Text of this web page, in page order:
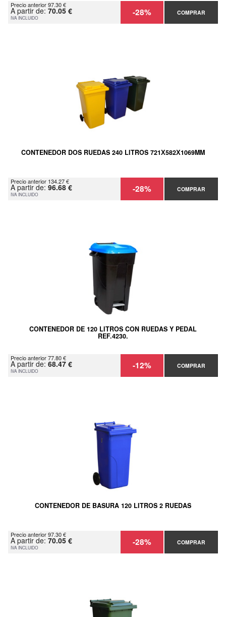
Precio anterior 97.30 €
A partir de: 70.05 €
IVA INCLUIDO -28% COMPRAR
CONTENEDOR DOS RUEDAS 240 LITROS 721Х582Х1069MM
Precio anterior 134.27 €
A partir de: 96.68 €
IVA INCLUIDO -28% COMPRAR
CONTENEDOR DE 120 LITROS CON RUEDAS Y PEDAL
REF.4230.
Precio anterior 77.80 €
A partir de: 68.47 €
IVA INCLUIDO -12% COMPRAR
CONTENEDOR DE BASURA 120 LITROS 2 RUEDAS
Precio anterior 97.30 €
A partir de: 70.05 €
IVA INCLUIDO -28% COMPRAR